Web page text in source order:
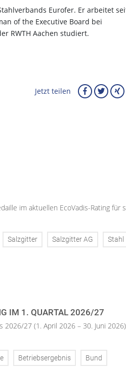
Eurofer. Er arbeitet
of the Executive Board bei
RWTH Aachen studiert.
Jetzt teilen
im aktuellen EcoVadis-Rating für
Salzgitter Salzgitter AG Stahl
IM 1. QUARTAL 2026/27
27 (1. April 2026 – 30. Juni
Betriebsergebnis Bund